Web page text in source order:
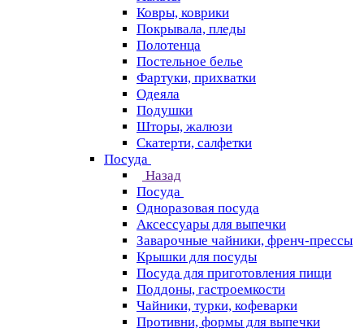
Ковры, коврики
Покрывала, пледы
Полотенца
Постельное белье
Фартуки, прихватки
Одеяла
Подушки
Шторы, жалюзи
Скатерти, салфетки
Посуда
Назад
Посуда
Одноразовая посуда
Аксессуары для выпечки
Заварочные чайники, френч-прессы
Крышки для посуды
Посуда для приготовления пищи
Поддоны, гастроемкости
Чайники, турки, кофеварки
Противни, формы для выпечки